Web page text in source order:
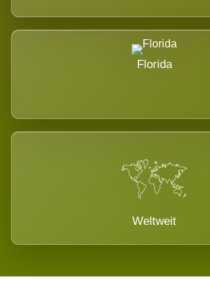
Florida
Weltweit